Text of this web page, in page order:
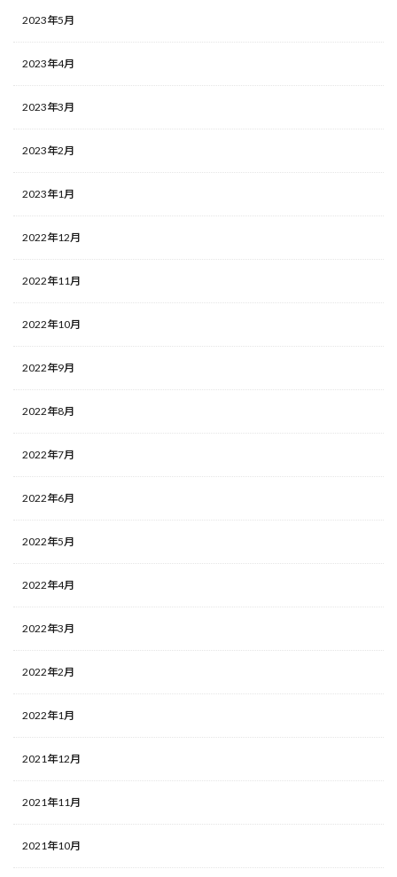
2023年5月
2023年4月
2023年3月
2023年2月
2023年1月
2022年12月
2022年11月
2022年10月
2022年9月
2022年8月
2022年7月
2022年6月
2022年5月
2022年4月
2022年3月
2022年2月
2022年1月
2021年12月
2021年11月
2021年10月